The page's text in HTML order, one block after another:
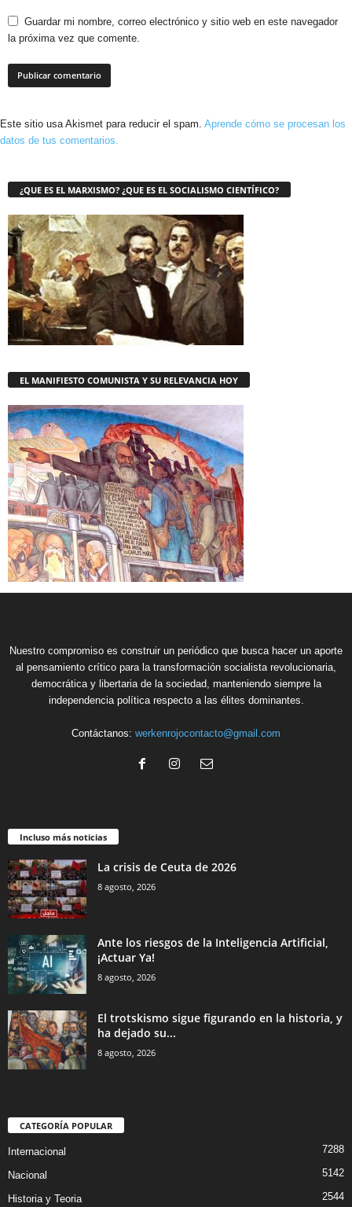
Guardar mi nombre, correo electrónico y sitio web en este navegador
la próxima vez que comente.
Este sitio usa Akismet para reducir el spam. Aprende cómo se procesan los
datos de tus comentarios.
¿QUE ES EL MARXISMO? ¿QUE ES EL SOCIALISMO CIENTÍFICO?
EL MANIFIESTO COMUNISTA Y SU RELEVANCIA HOY
Nuestro compromiso es construir un periódico que busca hacer un aporte
al pensamiento crítico para la transformación socialista revolucionaria,
democrática y libertaria de la sociedad, manteniendo siempre la
independencia política respecto a las élites dominantes.
Contáctanos: werkenrojocontacto@gmail.com
Incluso más noticias
La crisis de Ceuta de 2026
8 agosto, 2026
Ante los riesgos de la Inteligencia Artificial,
¡Actuar Ya!
8 agosto, 2026
El trotskismo sigue figurando en la historia, y
ha dejado su...
8 agosto, 2026
CATEGORÍA POPULAR
Internacional 7288
Nacional 5142
Historia y Teoria 2544